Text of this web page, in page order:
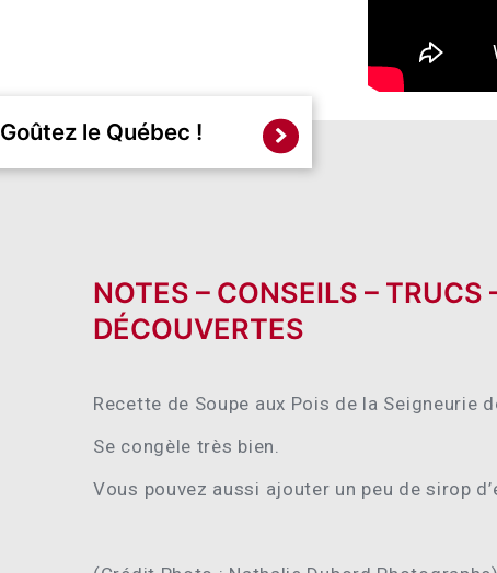
Goûtez le Québec !
NOTES – CONSEILS – TRUCS
DÉCOUVERTES
Recette de Soupe aux Pois de la Seigneurie
Se congèle très bien.
Vous pouvez aussi ajouter un peu de sirop